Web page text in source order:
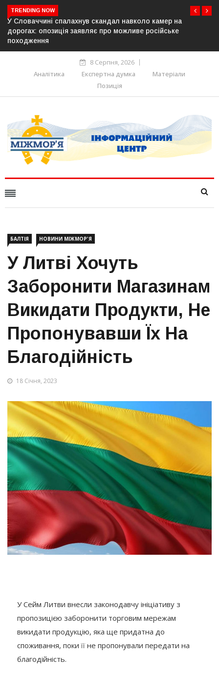
TRENDING NOW
камер на
російське
У Молдові готують план дій на
постачання газу до Придністров’я
8 Серпня, 2026
Аналітика
Експертна думка
Матеріали
Позиція
БАЛТІЯ НОВИНИ МІЖМОР'Я
У Литві Хочуть
Заборонити Магазинам
Викидати Продукти, Не
Пропонувавши Їх На
Благодійність
18 Січня, 2023
У Сейм Литви внесли законодавчу ініціативу з
пропозицією заборонити торговим мережам
викидати продукцію, яка ще придатна до
споживання, поки її не пропонували передати на
благодійність.